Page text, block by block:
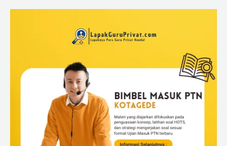
through
LapakGuruPrivat.com!